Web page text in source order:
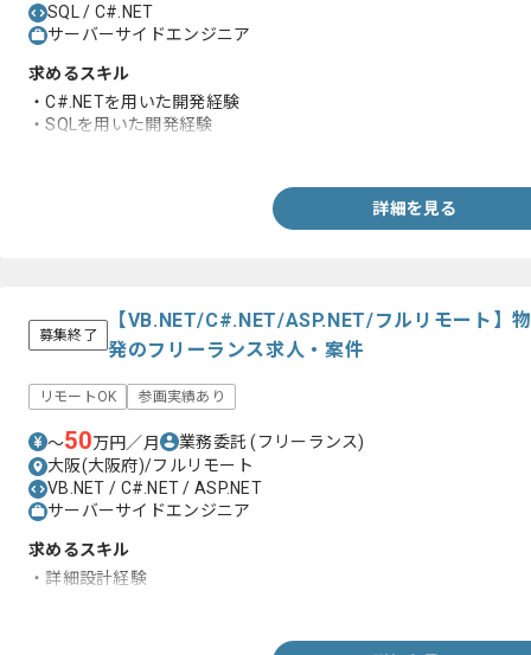
SQL / C#.NET
サーバーサイドエンジニア
求めるスキル
・C#.NETを用いた開発経験
・SQLを用いた開発経験
詳細を見る
募集終了
【VB.NET/C#.NET/ASP.NET/フルリモート】
発のフリーランス求人・案件
リモートOK 参画実績あり
〜50万円／月 業務委託(フリーランス)
大阪(大阪府)/フルリモート
VB.NET / C#.NET / ASP.NET
サーバーサイドエンジニア
求めるスキル
・詳細設計経験